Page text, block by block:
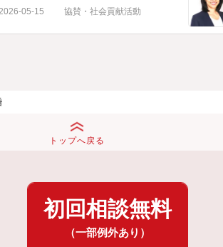
05-15 協賛・社会貢献活動
トップへ戻る
初回相談無料
（一部例外あり）